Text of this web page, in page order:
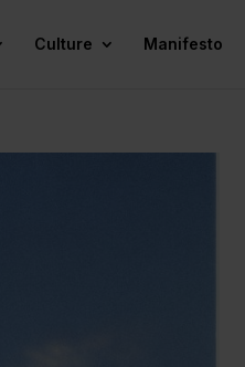
Culture Manifesto